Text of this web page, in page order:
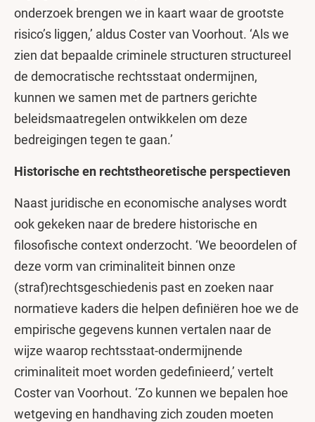
onderzoek brengen we in kaart waar de grootste
risico’s liggen,’ aldus Coster van Voorhout. ‘Als we
zien dat bepaalde criminele structuren structureel
de democratische rechtsstaat ondermijnen,
kunnen we samen met de partners gerichte
beleidsmaatregelen ontwikkelen om deze
bedreigingen tegen te gaan.’
Historische en rechtstheoretische perspectieven
Naast juridische en economische analyses wordt
ook gekeken naar de bredere historische en
filosofische context onderzocht. ‘We beoordelen of
deze vorm van criminaliteit binnen onze
(straf)rechtsgeschiedenis past en zoeken naar
normatieve kaders die helpen definiëren hoe we de
empirische gegevens kunnen vertalen naar de
wijze waarop rechtsstaat-ondermijnende
criminaliteit moet worden gedefinieerd,’ vertelt
Coster van Voorhout. ‘Zo kunnen we bepalen hoe
wetgeving en handhaving zich zouden moeten